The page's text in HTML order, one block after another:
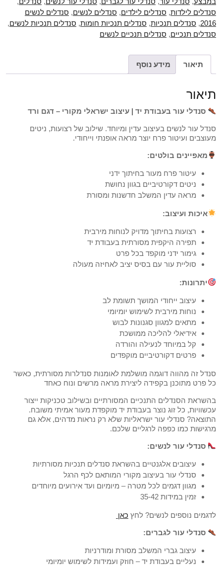
סנדלים לילדות, סנדלים לילדים, סנדלים לנשים, סנדלים לנשים
2016
, סנדלים תנכיות, סנדלים תנכיות חומות, סנדלים תנכיות לנשים,
סנדלים תנכיים, סנדלים תנכיים לנשים
תיאור מידע נוסף
תיאור
סנדלי עור בעבודת יד | עיצוב ישראלי מקורי – דגם ורד
סנדל עור לנשים בעיצוב עדין ומיוחד. שילוב של רצועות, ניטים
מעוצבים ועיטור פרח יוצר מראה אופנתי וייחודי.
מאפיינים בולטים:
עיטור פרח מעור בחיתוך ידני
ניטים דקורטיביים בגוון נחושת
מראה עדין המשלב חדשנות ומסורת
איכות ועיצוב:
רצועות בחיתוך מדויק לנוחות מירבית
תפירה היקפית מסורתית בעבודת יד
גימור ידני מוקפד בכל פרט
סוליית עור עם בסיס יציב לאחיזה מעולה
יתרונות:
עיצוב ייחודי המושך תשומת לב
נוחות מירבית לשימוש יומיומי
מתאים למגוון סגנונות לבוש
אידיאלי להליכה ממושכת
קל במיוחד לנעילה והורדה
פרטים דקורטיביים מוקפדים
סנדל זה מהווה דוגמה מושלמת לאומנות סנדלרות מסורתית, כאשר
כל פרט מתוכנן בקפידה ליצירת מראה מרשים ונוח כאחד
בהשראת הסנדלים התנכיים המסורתיים ובשילוב טכניקות ייצור
עכשוויות, כל זוג נוצר בעבודת יד מוקפדת מעור אמיתי משובח.
התוצאה? סנדלי עור ישראליות שלא רק נראות מדהים, אלא גם
מרגישות כמו כפפה לרגליים שלכם.
סנדלי עור לנשים:
עיצובים אלגנטיים בהשראת סנדלים תנכיות מסורתיות
סנדלי עור בעיצוב מקורי המותאם לכף הרגל
מגוון דגמים לכל מטרה – מיומיום ועד אירועים מיוחדים
זמין במידות 35-42
לדגמים נוספים לנשים? לחץ כאן
סנדלי עור לגברים:
עיצוב גברי המשלב מסורת ומודרניות
נעליים בעבודת יד – חוזק ועמידות לשימוש יומיומי